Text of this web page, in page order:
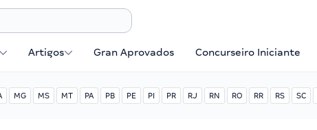
Artigos Gran Aprovados Concurseiro Iniciante
MG MS MT PA PB PE PI PR RJ RN RO RR RS SC